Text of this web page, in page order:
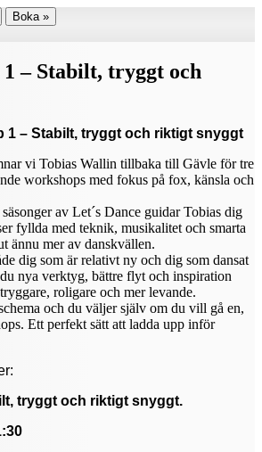
Boka »
– Stabilt, tryggt och
1 – Stabilt, tryggt och riktigt snyggt
vi Tobias Wallin tillbaka till Gävle för tre
workshops med fokus på fox, känsla och
av Let´s Dance guidar Tobias dig
fyllda med teknik, musikalitet och smarta
ännu mer av danskvällen.
dig som är relativt ny och dig som dansat
nya verktyg, bättre flyt och inspiration
roligare och mer levande.
och du väljer själv om du vill gå en,
Ett perfekt sätt att ladda upp inför
tryggt och riktigt snyggt.